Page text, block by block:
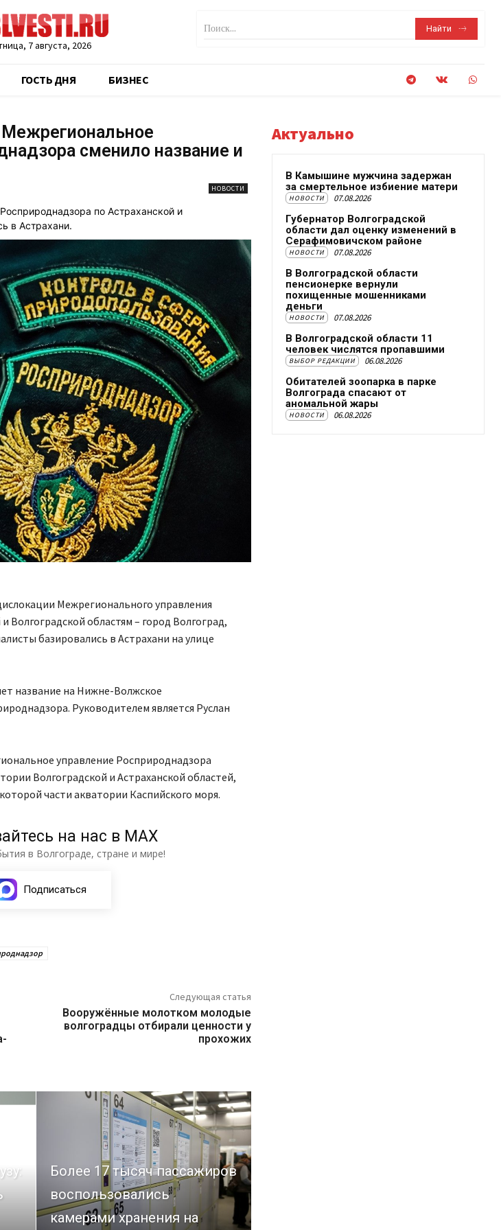
7 августа, 2026
Поиск... Найти
ГОСТЬ ДНЯ БИЗНЕС
сменило название и
НОВОСТИ
по Астраханской и
в Астрахани.
Межрегионального управления
Волгоградской областям – город Волгоград,
базировались в Астрахани на улице
название на Нижне-Волжское
Руководителем является Руслан
управление Росприроднадзора
Волгоградской и Астраханской областей,
части акватории Каспийского моря.
на нас в МАХ
в Волгограде, стране и мире!
Подписаться
Следующая статья
Вооружённые молотком молодые
волгоградцы отбирали ценности у
прохожих
Более 17 тысяч пассажиров
воспользовались
камерами хранения на
Актуально
В Камышине мужчина задержан
за смертельное избиение матери
НОВОСТИ 07.08.2026
Губернатор Волгоградской
области дал оценку изменений в
Серафимовичском районе
НОВОСТИ 07.08.2026
В Волгоградской области
пенсионерке вернули
похищенные мошенниками
деньги
НОВОСТИ 07.08.2026
В Волгоградской области 11
человек числятся пропавшими
ВЫБОР РЕДАКЦИИ 06.08.2026
Обитателей зоопарка в парке
Волгограда спасают от
аномальной жары
НОВОСТИ 06.08.2026